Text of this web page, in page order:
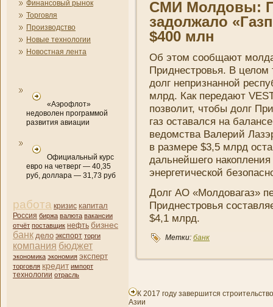
Финансовый рынок
Торговля
Производство
Новые технологии
Новостная лента
«Аэрофлот»
недоволен программой
развития авиации
Официальный курс
евро на четверг — 40,35
руб, доллара — 31,73 руб
работа кризис капитал
Россия биржа валюта вакансии
отчёт поставщик нефть бизнес
банк дело экспорт торги
компани­я бюджет
экономика экономия эксперт
торговля кредит импорт
технологии отрасль
СМИ Молдовы:
задолжало
$400 млн
Об этом сообщают
Приднестровья. В целом
долг непризнанной
млрд. Как передают
позволит, чтобы долг
газ оставался на
ведомства Валерий
в размере $3,5 млрд
дальнейшего
энергетической
Долг АО «Молдовагаз»
Приднестровья
$4,1 млрд.
Метки: банк
К 2017 году завершится
Азии